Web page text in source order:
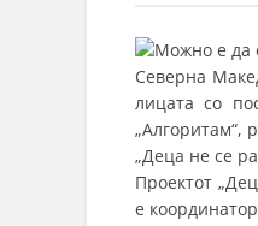
Северна
лицата со
„Алгоритам“,
„Деца не се
Проектот
е